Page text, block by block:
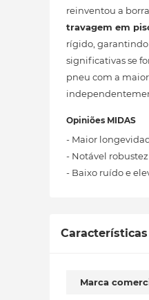
reinventou a
travagem em
rígido, garantindo
significativas se
pneu com a
Opiniões MIDAS
- Maior
- Notável
- Baixo ruído e
Marca